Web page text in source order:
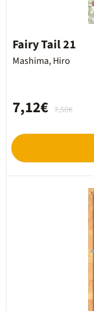
Fairy Tail 21
Mashima, Hiro
7,50€
7,12€